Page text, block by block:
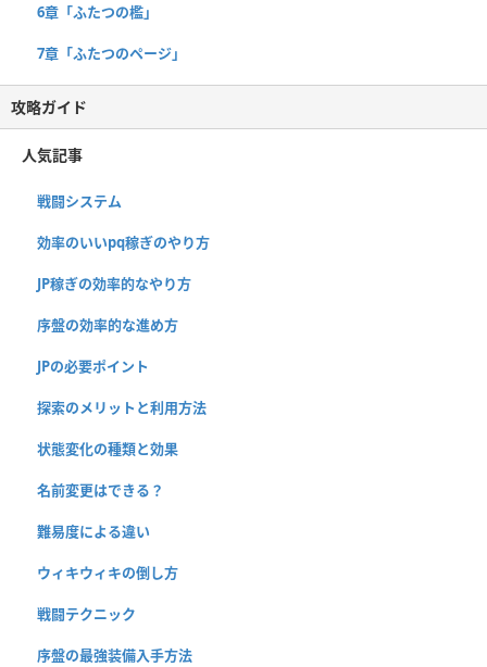
6章「ふたつの檻」
7章「ふたつのページ」
攻略ガイド
人気記事
戦闘システム
効率のいいpq稼ぎのやり方
JP稼ぎの効率的なやり方
序盤の効率的な進め方
JPの必要ポイント
探索のメリットと利用方法
状態変化の種類と効果
名前変更はできる？
難易度による違い
ウィキウィキの倒し方
戦闘テクニック
序盤の最強装備入手方法